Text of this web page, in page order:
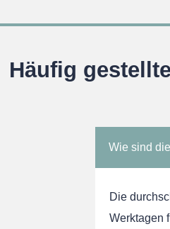
Häufig
Wie sind
Die
Werktagen